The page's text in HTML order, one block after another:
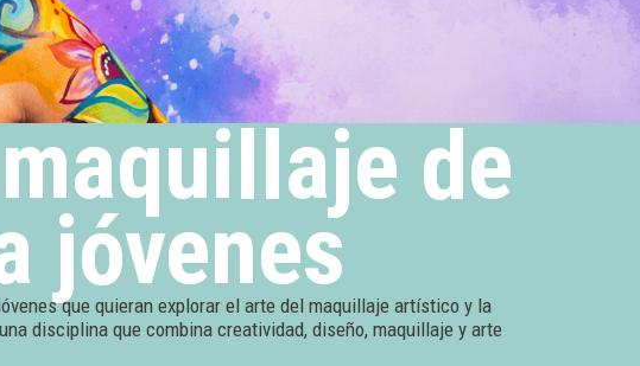
de
jóvenes
que quieran explorar el arte del maquillaje artístico y la
disciplina que combina creatividad, diseño, maquillaje y arte